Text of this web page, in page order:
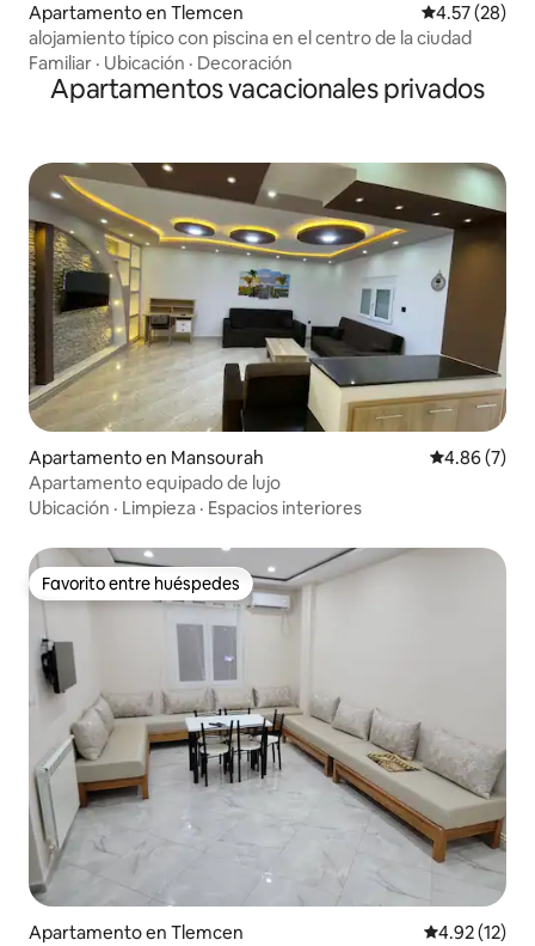
Apartamento en Tlemcen Calificación
4.57 (28)
alojamiento típico con piscina en el centro de la ciudad
Familiar · Ubicación · Decoración
Apartamentos vacacionales privados
Apartamento en Mansourah Calificación
4.86 (7)
Apartamento equipado de lujo
Ubicación · Limpieza · Espacios interiores
Favorito entre huéspedes
Favorito entre huéspedes
Apartamento en Tlemcen Calificación
4.92 (12)